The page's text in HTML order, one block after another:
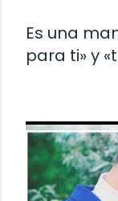
Es una
para ti» y